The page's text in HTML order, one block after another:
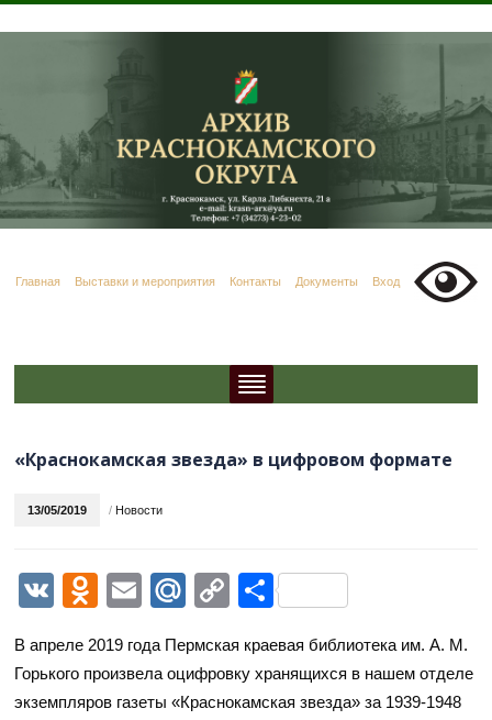
Главная Выставки и мероприятия Контакты Документы Вход
«Краснокамская звезда» в цифровом формате
13/05/2019 / Новости
VK Odnoklassniki
EmailMail.Ru
CopyОтправить
В апреле 2019 года Пермская краевая библиотека им. А. М.
Горького произвела оцифровку хранящихся в нашем отделе
экземпляров газеты «Краснокамская звезда» за 1939-1948